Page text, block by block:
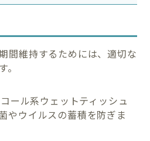
間維持するためには、適切な
ール系ウェットティッシュ
やウイルスの蓄積を防ぎま